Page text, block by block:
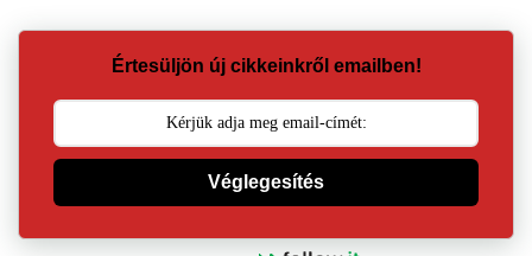
Értesüljön új cikkeinkről emailben!
Véglegesítés